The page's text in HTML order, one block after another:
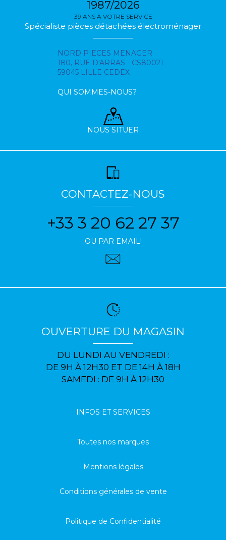
1987/2026
39 ANS À VOTRE SERVICE
Spécialiste pièces détachées électroménager
NORD PIECES MENAGER
180, RUE D'ARRAS - CS80021
59045 LILLE CEDEX
QUI SOMMES-NOUS?
NOUS SITUER
CONTACTEZ-NOUS
+33 3 20 62 27 37
OU PAR EMAIL!
OUVERTURE DU MAGASIN
DU LUNDI AU VENDREDI :
DE 9H À 12H30 ET DE 14H À 18H
SAMEDI : DE 9H À 12H30
INFOS ET SERVICES
Toutes nos marques
Mentions légales
Conditions générales de vente
Politique de Confidentialité